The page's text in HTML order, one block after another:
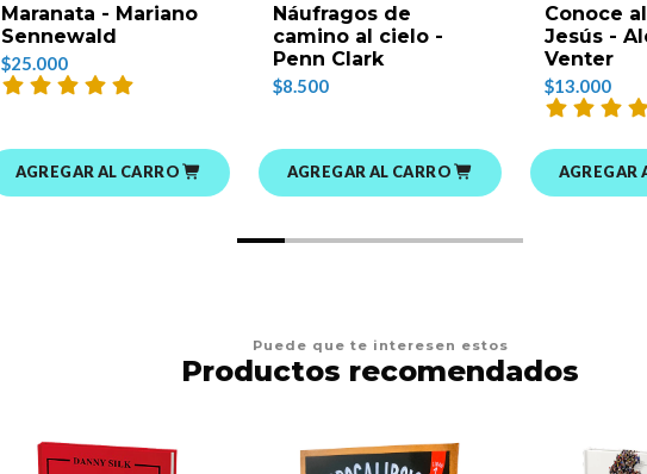
Maranata - Mariano
Sennewald
$25.000
AGREGAR AL CARRO
Náufragos de
camino al cielo -
Penn Clark
$8.500
AGREGAR AL CARRO
Conoce
Jesús -
Venter
$13.000
AGREGAR
Puede que te interesen estos
Productos recomendados